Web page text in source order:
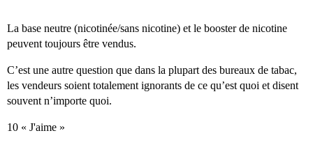
La base neutre (nicotinée/sans nicotine) et le booster de nicotine
peuvent toujours être vendus.
C’est une autre question que dans la plupart des bureaux de tabac,
les vendeurs soient totalement ignorants de ce qu’est quoi et disent
souvent n’importe quoi.
10 « J'aime »